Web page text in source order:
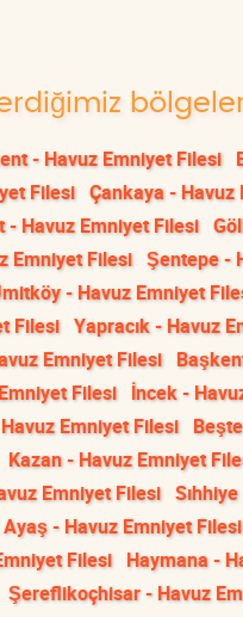
- Havuz Emniyet Filesi
Filesi Çankaya - Havuz
- Havuz Emniyet Filesi
Emniyet Filesi Şentepe -
- Havuz Emniyet
Filesi Yapracık - Havuz
Emniyet Filesi
Filesi İncek -
Emniyet Filesi
Kazan - Havuz Emniyet
Emniyet Filesi
Ayaş - Havuz Emniyet Filesi
Filesi Haymana -
Şereflikoçhisar - Havuz